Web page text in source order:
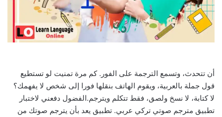
أن تتحدث، وتسمع الترجمة على الفور. كم مرة تمنيت لو تستطيع
قول جملة بالعربية، ويقوم الهاتف بنقلها فورا إلى شخص لا يفهمك؟
لا كتابة، لا نسخ ولصق، فقط تتكلم ويترجم.الفضول دفعني لاختبار
تطبيق مترجم صوتي تركي عربي. تطبيق يعد بأن يترجم صوتك من